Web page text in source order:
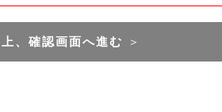
、確認画面へ進む ＞